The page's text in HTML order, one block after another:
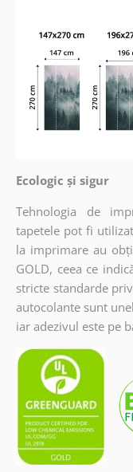
Ecologic și sigur
Tehnologia de
tapetele pot fi
la imprimare au
GOLD, ceea ce
stricte standarde
autocolante sunt
iar adezivul este pe